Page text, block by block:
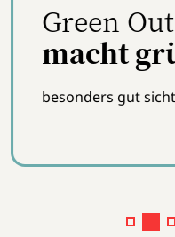
Green
macht
besonders gut